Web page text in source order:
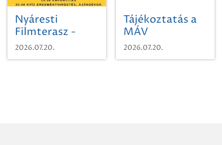
Nyáresti
Filmterasz -
Beugró a
Paradicsomba
2026.07.20.
Tájékoztatás a
MÁV
Pályaműködtetési
Zrt. Területi
2026.07.20.